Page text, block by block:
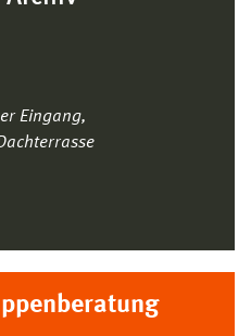
Eingang,